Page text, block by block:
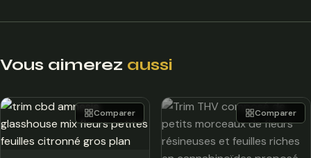
Vous aimerez aussi
Comparer Comparer